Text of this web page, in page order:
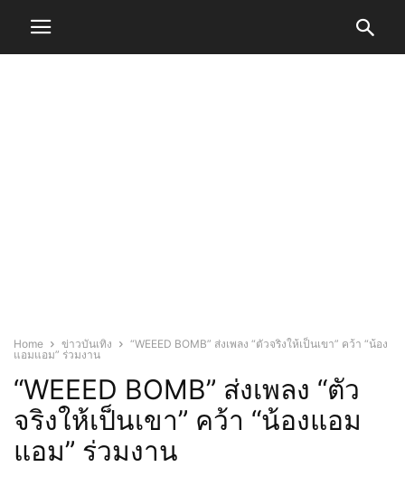
Home ข่าวบันเทิง
“WEEED BOMB” ส่งเพลง “ตัวจริงให้เป็นเขา” คว้า “น้อง
แอมแอม” ร่วมงาน
“WEEED BOMB” ส่งเพลง “ตัว
จริงให้เป็นเขา” คว้า “น้องแอม
แอม” ร่วมงาน